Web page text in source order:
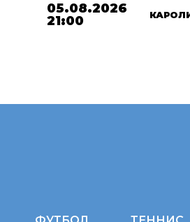
05.08.2026
21:00